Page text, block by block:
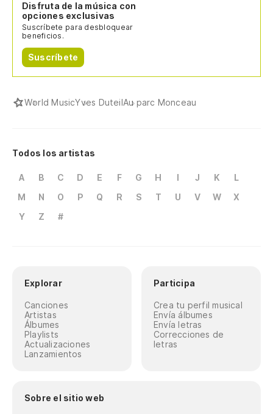
Disfruta de la música con
opciones exclusivas
Suscríbete para desbloquear
beneficios.
Suscríbete
World MusicYves DuteilAu parc Monceau
Todos los artistas
A B C D E F G H I J K
L
M
N O P Q R S T U V W
X
Y
Z #
Explorar
Canciones
Artistas
Álbumes
Playlists
Actualizaciones
Lanzamientos
Participa
Crea tu perfil musical
Envía álbumes
Envía letras
Correcciones de
letras
Sobre el sitio web